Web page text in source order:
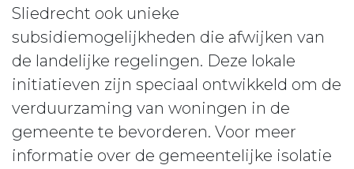
Sliedrecht ook unieke
subsidiemogelijkheden die afwijken van
de landelijke regelingen. Deze lokale
initiatieven zijn speciaal ontwikkeld om de
verduurzaming van woningen in de
gemeente te bevorderen. Voor meer
informatie over de gemeentelijke isolatie